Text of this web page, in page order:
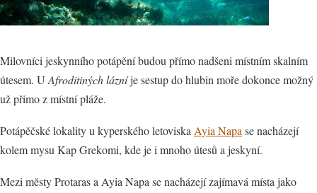
Milovníci jeskynního potápění budou přímo nadšeni místním skalním
útesem. U Afroditiných lázníje sestup do hlubin moře dokonce možný
už přímo z místní pláže.
Potápěčské lokality u kyperského letoviska Ayia Napa se nacházejí
kolem mysu Kap Grekomi, kde je i mnoho útesů a jeskyní.
Mezi městy Protaras a Ayia Napa se nacházejí zajímavá místa jako